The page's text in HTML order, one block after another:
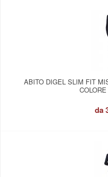
ABITO DIGEL SLIM FIT
da